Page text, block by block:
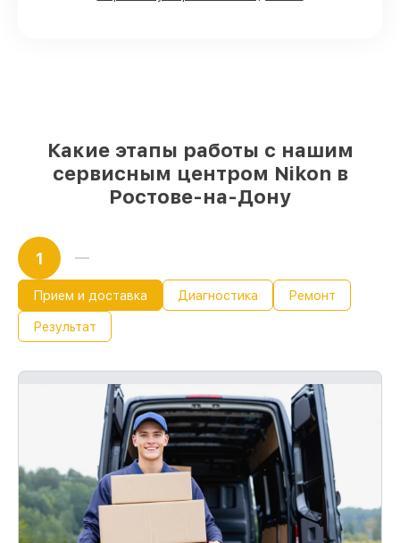
обслуживание начинается сразу
Какие этапы работы с нашим
сервисным центром Nikon в
Ростове-на-Дону
1
Прием и доставка Диагностика Ремонт
Результат